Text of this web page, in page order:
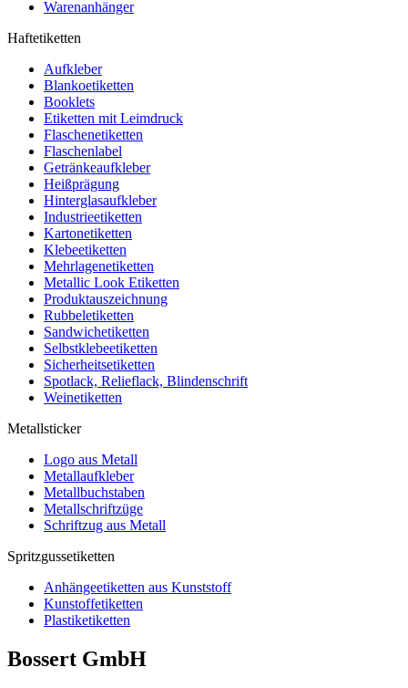
Warenanhänger
Haftetiketten
Aufkleber
Blankoetiketten
Booklets
Etiketten mit Leimdruck
Flaschenetiketten
Flaschenlabel
Getränkeaufkleber
Heißprägung
Hinterglasaufkleber
Industrieetiketten
Kartonetiketten
Klebeetiketten
Mehrlagenetiketten
Metallic Look Etiketten
Produktauszeichnung
Rubbeletiketten
Sandwichetiketten
Selbstklebeetiketten
Sicherheitsetiketten
Spotlack, Relieflack, Blindenschrift
Weinetiketten
Metallsticker
Logo aus Metall
Metallaufkleber
Metallbuchstaben
Metallschriftzüge
Schriftzug aus Metall
Spritzgussetiketten
Anhängeetiketten aus Kunststoff
Kunstoffetiketten
Plastiketiketten
Bossert GmbH